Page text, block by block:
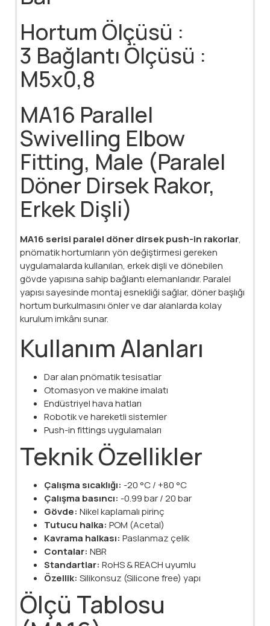
Hortum Ölçüsü :
3 Bağlantı Ölçüsü :
M5x0,8
MA16 Parallel
Swivelling Elbow
Fitting, Male (Paralel
Döner Dirsek Rakor,
Erkek Dişli)
MA16 serisi paralel döner dirsek push-in rakorlar,
pnömatik hortumların yön değiştirmesi gereken
uygulamalarda kullanılan, erkek dişli ve dönebilen
gövde yapısına sahip bağlantı elemanlarıdır. Paralel
yapısı sayesinde montaj esnekliği sağlar, döner başlığı
hortum burkulmasını önler ve dar alanlarda kolay
kurulum imkânı sunar.
Kullanım Alanları
Dar alan pnömatik tesisatlar
Otomasyon ve makine imalatı
Endüstriyel hava hatları
Robotik ve hareketli sistemler
Push-in fittings uygulamaları
Teknik Özellikler
Çalışma sıcaklığı: -20 °C / +80 °C
Çalışma basıncı: -0.99 bar / 20 bar
Gövde: Nikel kaplamalı pirinç
Tutucu halka: POM (Acetal)
Kavrama halkası: Paslanmaz çelik
Contalar: NBR
Standartlar: RoHS & REACH uyumlu
Özellik: Silikonsuz (Silicone free) yapı
Ölçü Tablosu